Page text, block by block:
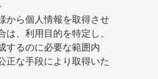
から個人情報を取得させ
は、利用目的を特定し、
するのに必要な範囲内
正な手段により取得いた